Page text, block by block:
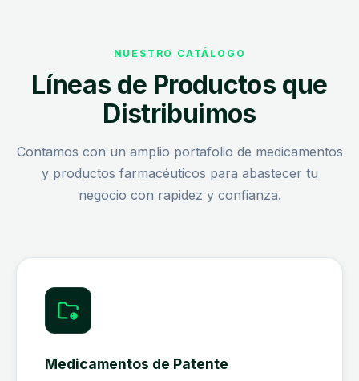
NUESTRO CATÁLOGO
Líneas de Productos que
Distribuimos
Contamos con un amplio portafolio de medicamentos
y productos farmacéuticos para abastecer tu
negocio con rapidez y confianza.
Medicamentos de Patente